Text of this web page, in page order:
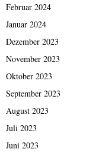
Februar 2024
Januar 2024
Dezember 2023
November 2023
Oktober 2023
September 2023
August 2023
Juli 2023
Juni 2023